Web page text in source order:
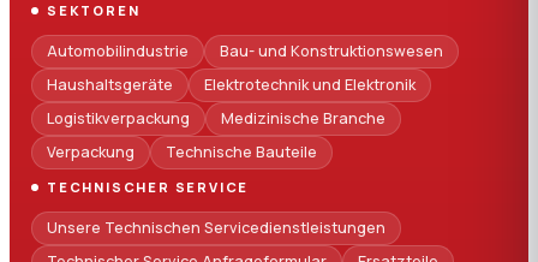
SEKTOREN
Automobilindustrie
Bau- und Konstruktionswesen
Haushaltsgeräte
Elektrotechnik und Elektronik
Logistikverpackung
Medizinische Branche
Verpackung
Technische Bauteile
TECHNISCHER SERVICE
Unsere Technischen Servicedienstleistungen